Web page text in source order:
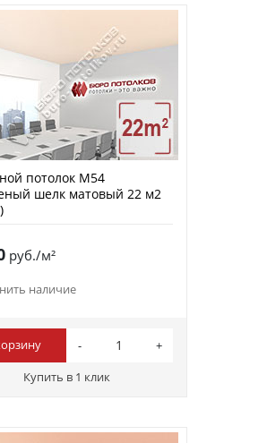
потолок M54
шелк матовый 22 м2
руб./м²
наличие
Купить в 1 клик